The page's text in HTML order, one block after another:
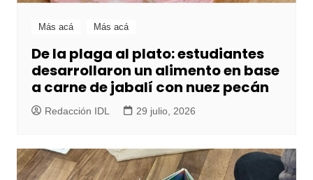
Más acá Más acá
De la plaga al plato: estudiantes
desarrollaron un alimento en base
a carne de jabalí con nuez pecán
Redacción IDL 29 julio, 2026